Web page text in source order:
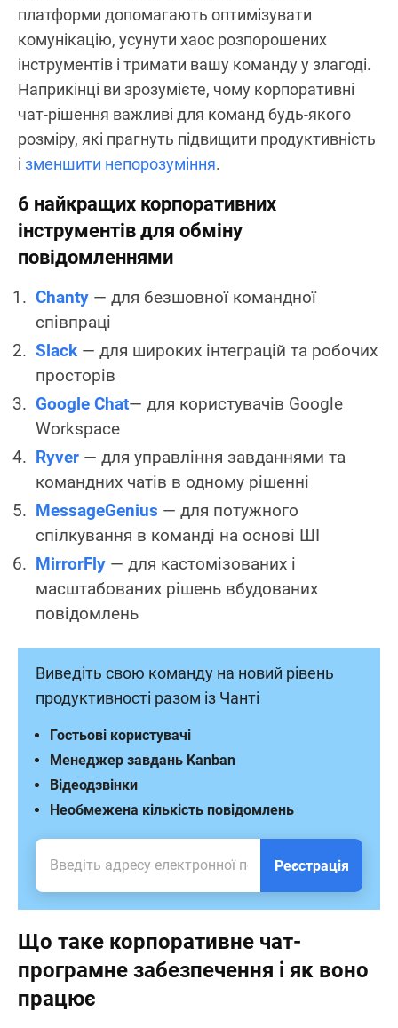
платформи допомагають оптимізувати
комунікацію, усунути хаос розпорошених
інструментів і тримати вашу команду у злагоді.
Наприкінці ви зрозумієте, чому корпоративні
чат-рішення важливі для команд будь-якого
розміру, які прагнуть підвищити продуктивність
і зменшити непорозуміння.
6 найкращих корпоративних
інструментів для обміну
повідомленнями
Chanty — для безшовної командної
співпраці
Slack — для широких інтеграцій та робочих
просторів
Google Chat— для користувачів Google
Workspace
Ryver — для управління завданнями та
командних чатів в одному рішенні
MessageGenius — для потужного
спілкування в команді на основі ШІ
MirrorFly — для кастомізованих і
масштабованих рішень вбудованих
повідомлень
Виведіть свою команду на новий рівень
продуктивності разом із Чанті
Необмежена кількість повідомлень
Відеодзвінки
Менеджер завдань Kanban
Гостьові користувачі
Реєстрація
Що таке корпоративне чат-
програмне забезпечення і як воно
працює